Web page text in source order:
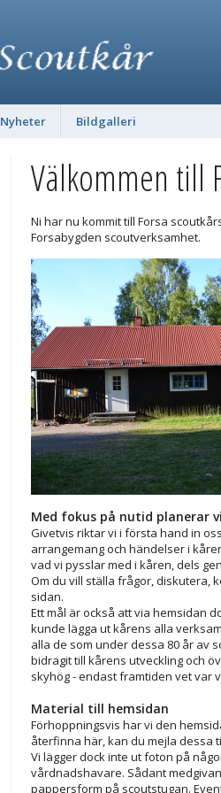
Nyheter Bildgalleri
Välkommen till
Ni har nu kommit till Forsa
Forsabygden scoutverksamhet.
Med fokus på nutid planerar
Givetvis riktar vi i första hand in
arrangemang och händelser i
vad vi pysslar med i kåren, dels
Om du vill ställa frågor, diskutera,
sidan.
Ett mål är också att via hemsidan
kunde lägga ut kårens alla
alla de som under dessa 80 år av
bidragit till kårens utveckling och
skyhög - endast framtiden vet var
Material till hemsidan
Förhoppningsvis har vi den
återfinna här, kan du mejla dessa
Vi lägger dock inte ut foton på
vårdnadshavare. Sådant
pappersform på scoutstugan.